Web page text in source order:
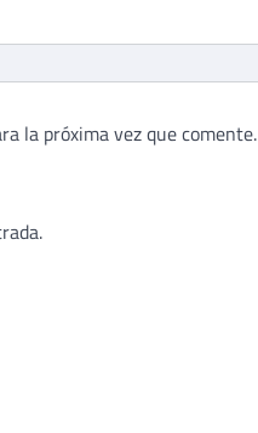
la próxima vez que comente.